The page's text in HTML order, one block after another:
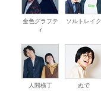
金色グラフテ
ィ
ソルトレイク
人間横丁 ぬで